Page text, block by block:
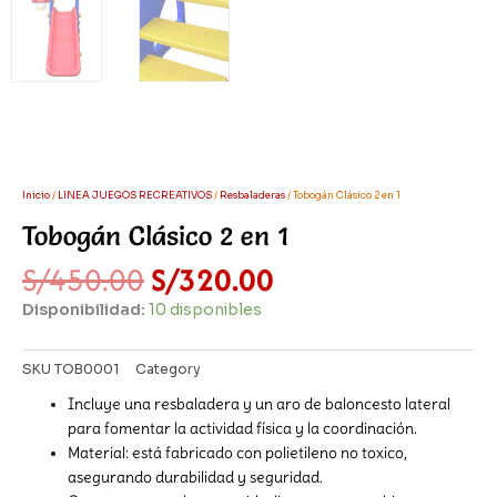
Inicio/ LINEA JUEGOS RECREATIVOS/ Resbaladeras/ Tobogán Clásico 2 en 1
Tobogán Clásico 2 en 1
S/450.00El
precio
original
era:
S/450.00.
S/320.00
es:
Disponibilidad: 10 disponibles
SKU TOB0001 Category
Incluye una resbaladera y un aro de baloncesto lateral
para fomentar la actividad física y la coordinación.
Material: está fabricado con polietileno no toxico,
asegurando durabilidad y seguridad.